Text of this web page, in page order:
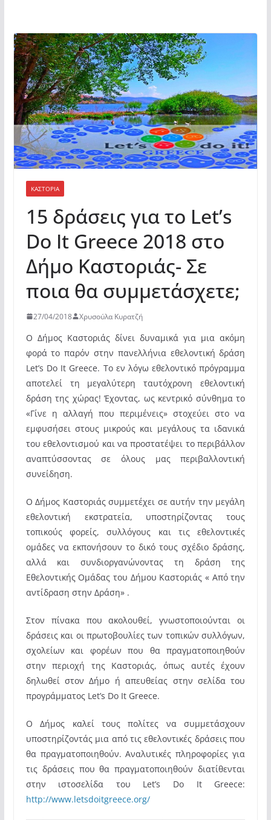
ΚΑΣΤΟΡΙΆ
15 δράσεις για το Let’s
Do It Greece 2018 στο
Δήμο Καστοριάς- Σε
ποια θα συμμετάσχετε;
27/04/2018 Χρυσούλα Κυρατζή
Ο Δήμος Καστοριάς δίνει δυναμικά για μια ακόμη
φορά το παρόν στην πανελλήνια εθελοντική δράση
Let’s Do It Greece. Το εν λόγω εθελοντικό πρόγραμμα
αποτελεί τη μεγαλύτερη ταυτόχρονη εθελοντική
δράση της χώρας! Έχοντας, ως κεντρικό σύνθημα το
«Γίνε η αλλαγή που περιμένεις» στοχεύει στο να
εμφυσήσει στους μικρούς και μεγάλους τα ιδανικά
του εθελοντισμού και να προστατέψει το περιβάλλον
αναπτύσσοντας σε όλους μας περιβαλλοντική
συνείδηση.
Ο Δήμος Καστοριάς συμμετέχει σε αυτήν την μεγάλη
εθελοντική εκστρατεία, υποστηρίζοντας τους
τοπικούς φορείς, συλλόγους και τις εθελοντικές
ομάδες να εκπονήσουν το δικό τους σχέδιο δράσης,
αλλά και συνδιοργανώνοντας τη δράση της
Εθελοντικής Ομάδας του Δήμου Καστοριάς « Από την
αντίδραση στην Δράση» .
Στον πίνακα που ακολουθεί, γνωστοποιούνται οι
δράσεις και οι πρωτοβουλίες των τοπικών συλλόγων,
σχολείων και φορέων που θα πραγματοποιηθούν
στην περιοχή της Καστοριάς, όπως αυτές έχουν
δηλωθεί στον Δήμο ή απευθείας στην σελίδα του
προγράμματος Let’s Do It Greece.
Ο Δήμος καλεί τους πολίτες να συμμετάσχουν
υποστηρίζοντάς μια από τις εθελοντικές δράσεις που
θα πραγματοποιηθούν. Αναλυτικές πληροφορίες για
τις δράσεις που θα πραγματοποιηθούν διατίθενται
στην ιστοσελίδα του Let’s Do It Greece:
http://www.letsdoitgreece.org/